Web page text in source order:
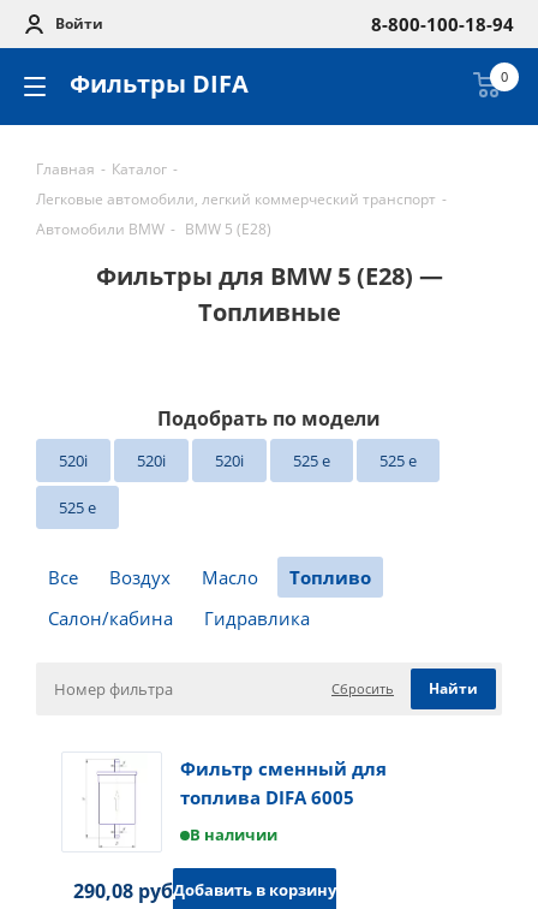
Войти 8-800-100-18-94
Фильтры DIFA 0
Главная - Каталог -
Легковые автомобили, легкий коммерческий транспорт -
Автомобили BMW - BMW 5 (E28)
Фильтры для BMW 5 (E28) —
Топливные
Подобрать по модели
520i 520i 520i 525 e 525 e
525 e
Все Воздух Масло
Топливо
Салон/кабина
Гидравлика
Сбросить
Фильтр сменный для
топлива DIFA 6005
В наличии
290,08 руб.Добавить в корзину